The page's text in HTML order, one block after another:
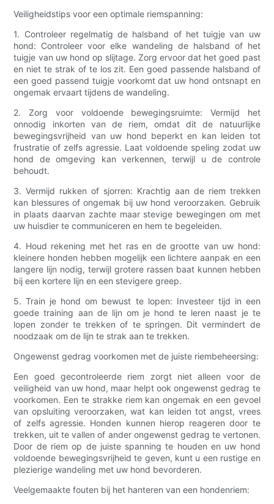
Veiligheidstips voor een optimale riemspanning:
1. Controleer regelmatig de halsband of het tuigje van uw
hond: Controleer voor elke wandeling de halsband of het
tuigje van uw hond op slijtage. Zorg ervoor dat het goed past
en niet te strak of te los zit. Een goed passende halsband of
een goed passend tuigje voorkomt dat uw hond ontsnapt en
ongemak ervaart tijdens de wandeling.
2. Zorg voor voldoende bewegingsruimte: Vermijd het
onnodig inkorten van de riem, omdat dit de natuurlijke
bewegingsvrijheid van uw hond beperkt en kan leiden tot
frustratie of zelfs agressie. Laat voldoende speling zodat uw
hond de omgeving kan verkennen, terwijl u de controle
behoudt.
3. Vermijd rukken of sjorren: Krachtig aan de riem trekken
kan blessures of ongemak bij uw hond veroorzaken. Gebruik
in plaats daarvan zachte maar stevige bewegingen om met
uw huisdier te communiceren en hem te begeleiden.
4. Houd rekening met het ras en de grootte van uw hond:
kleinere honden hebben mogelijk een lichtere aanpak en een
langere lijn nodig, terwijl grotere rassen baat kunnen hebben
bij een kortere lijn en een stevigere greep.
5. Train je hond om bewust te lopen: Investeer tijd in een
goede training aan de lijn om je hond te leren naast je te
lopen zonder te trekken of te springen. Dit vermindert de
noodzaak om de lijn te strak aan te trekken.
Ongewenst gedrag voorkomen met de juiste riembeheersing:
Een goed gecontroleerde riem zorgt niet alleen voor de
veiligheid van uw hond, maar helpt ook ongewenst gedrag te
voorkomen. Een te strakke riem kan ongemak en een gevoel
van opsluiting veroorzaken, wat kan leiden tot angst, vrees
of zelfs agressie. Honden kunnen hierop reageren door te
trekken, uit te vallen of ander ongewenst gedrag te vertonen.
Door de riem op de juiste spanning te houden en uw hond
voldoende bewegingsvrijheid te geven, kunt u een rustige en
plezierige wandeling met uw hond bevorderen.
Veelgemaakte fouten bij het hanteren van een hondenriem: